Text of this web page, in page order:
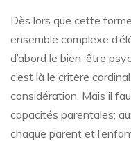
Dès lors que cette
ensemble complexe
d’abord le bien-être
c’est là le critère
considération. Mais il
capacités parentales;
chaque parent et